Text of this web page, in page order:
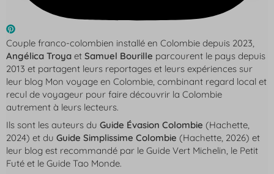
Couple franco-colombien installé en Colombie depuis 2023,
Angélica Troya et Samuel Bourille parcourent le pays depuis
2013 et partagent leurs reportages et leurs expériences sur
leur blog Mon voyage en Colombie, combinant regard local et
recul de voyageur pour faire découvrir la Colombie
autrement à leurs lecteurs.
Ils sont les auteurs du Guide Évasion Colombie (Hachette,
2024) et du Guide Simplissime Colombie (Hachette, 2026) et
leur blog est recommandé par le Guide Vert Michelin, le Petit
Futé et le Guide Tao Monde.